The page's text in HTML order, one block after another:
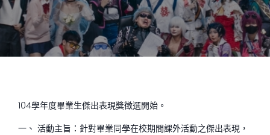
104學年度畢業生傑出表現獎徵選開始。
一、 活動主旨：針對畢業同學在校期間課外活動之傑出表現，